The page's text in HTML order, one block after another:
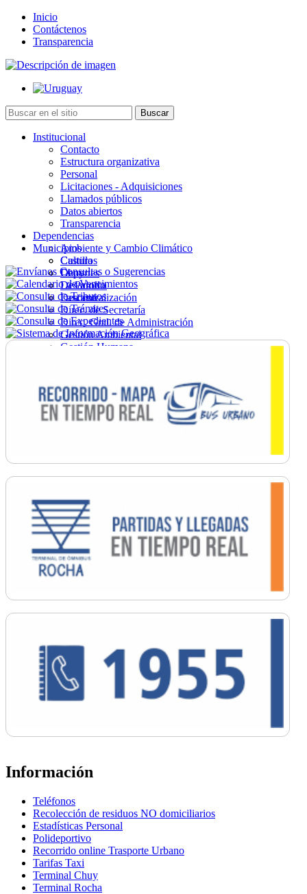
Inicio
Contáctenos
Transparencia
Institucional
Contacto
Estructura organizativa
Personal
Licitaciones - Adquisiciones
Llamados públicos
Datos abiertos
Transparencia
Dependencias
Ambiente y Cambio Climático
Cultura
Deportes
Desarrollo
Descentralización
Direc. de Secretaría
Direc. Gral. de Administración
Gestión Ambiental
Gestión Humana
Ordenamiento
Promoción Social
Salud
Secretaría General
Municipios
Castillos
Chuy
La Paloma
Lascano
Información
Teléfonos
Recolección de residuos NO domiciliarios
Estadísticas Personal
Polideportivo
Recorrido online Trasporte Urbano
Tarifas Taxi
Terminal Chuy
Terminal Rocha